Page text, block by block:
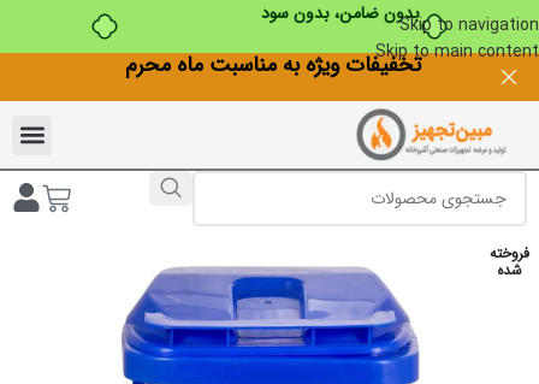
بدون ضامن، بدون سودSkip to navigation
Skip to main contentتخفیفات ویژه به مناسبت ماه محرم
فروخته
شده